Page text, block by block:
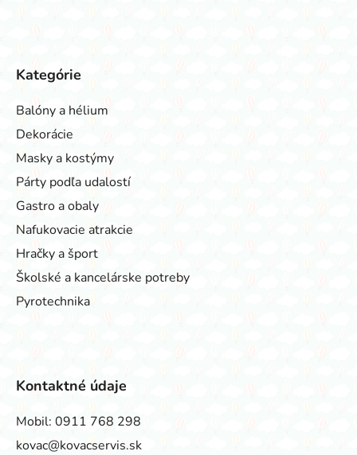
Kategórie
Balóny a hélium
Dekorácie
Masky a kostýmy
Párty podľa udalostí
Gastro a obaly
Nafukovacie atrakcie
Hračky a šport
Školské a kancelárske potreby
Pyrotechnika
Kontaktné údaje
Mobil: 0911 768 298
kovac@kovacservis.sk